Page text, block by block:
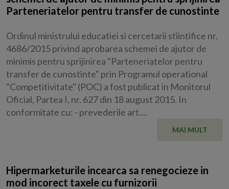
Parteneriatelor pentru transfer de cunostinte
Ordinul ministrului educatiei si cercetarii stiintifice nr.
4686/2015 privind aprobarea schemei de ajutor de
minimis pentru sprijinirea "Parteneriatelor pentru
transfer de cunostinte" prin Programul operational
"Competitivitate" (POC) a fost publicat in Monitorul
Oficial, Partea I, nr. 627 din 18 august 2015. In
conformitate cu: - prevederile art....
MAI MULT
Hipermarketurile incearca sa renegocieze in
mod incorect taxele cu furnizorii